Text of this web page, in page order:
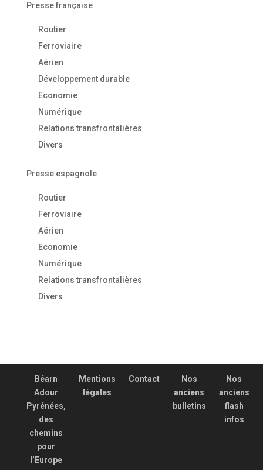
Presse française
Routier
Ferroviaire
Aérien
Développement durable
Economie
Numérique
Relations transfrontalières
Divers
Presse espagnole
Routier
Ferroviaire
Aérien
Economie
Numérique
Relations transfrontalières
Divers
Béarn
Adour
Pyrénées,
des
chemins
pour
l’Europe
Mentions
légales
Contact
Nos
anciens
bulletins
Nos
anciens
flash
infos